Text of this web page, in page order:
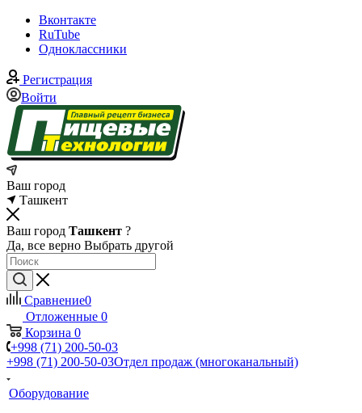
Вконтакте
RuTube
Одноклассники
Регистрация
Войти
Ваш город
Ташкент
Ваш город Ташкент ?
Да, все верно Выбрать другой
Сравнение0
Отложенные 0
Корзина 0
+998 (71) 200-50-03
+998 (71) 200-50-03Отдел продаж (многоканальный)
Оборудование